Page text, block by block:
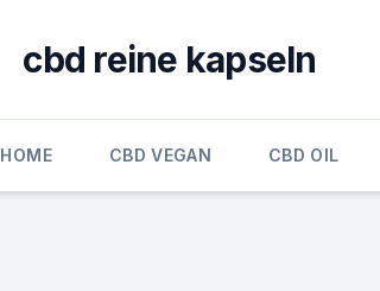
cbd reine kapseln
HOME CBD VEGAN CBD OIL